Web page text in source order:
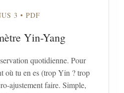
3 • PDF
Yin-Yang
quotidienne. Pour
où tu en es (trop Yin ? trop
ajustement faire. Simple,